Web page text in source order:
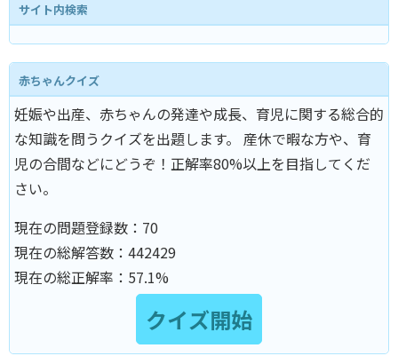
サイト内検索
赤ちゃんクイズ
妊娠や出産、赤ちゃんの発達や成長、育児に関する総合的
な知識を問うクイズを出題します。 産休で暇な方や、育
児の合間などにどうぞ！正解率80%以上を目指してくだ
さい。
現在の問題登録数： 70
現在の総解答数： 442429
現在の総正解率： 57.1%